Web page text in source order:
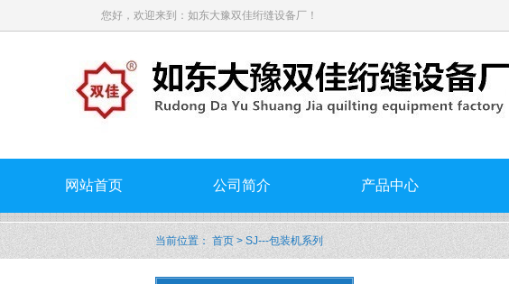
您好，欢迎来到：如东大豫双佳绗缝设备厂！
网站首页 公司简介 产品中心
当前位置： 首页 > SJ---包装机系列